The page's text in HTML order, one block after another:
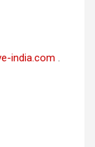
india.com .